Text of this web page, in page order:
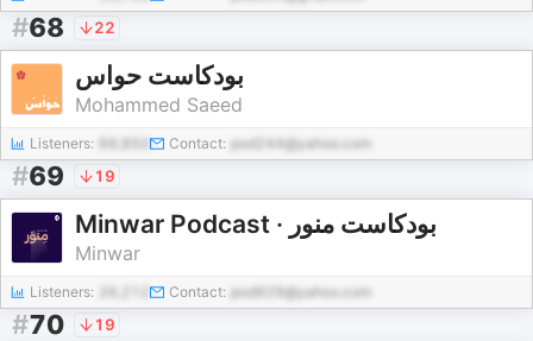
#68 22
بودكاست حواس
Mohammed Saeed
Listeners: Contact: pod244@yahoo.com
#69 19
Minwar Podcast · بودكاست منور
Minwar
Listeners: Contact: pod929@yahoo.com
#70 19